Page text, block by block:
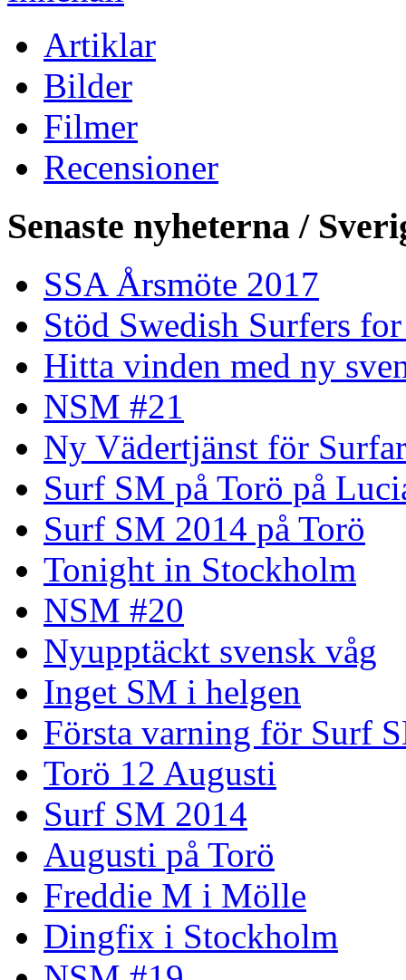
Artiklar
Bilder
Filmer
Recensioner
Senaste nyheterna /
SSA Årsmöte 2017
Stöd Swedish Surfers
Hitta vinden med ny
NSM #21
Ny Vädertjänst för
Surf SM på Torö på
Surf SM 2014 på Torö
Tonight in Stockholm
NSM #20
Nyupptäckt svensk våg
Inget SM i helgen
Första varning för Surf
Torö 12 Augusti
Surf SM 2014
Augusti på Torö
Freddie M i Mölle
Dingfix i Stockholm